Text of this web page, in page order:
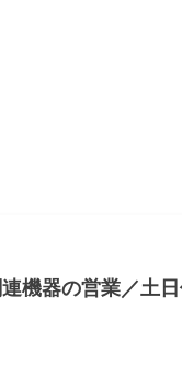
機器の営業／土